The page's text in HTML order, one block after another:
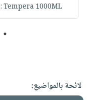
Tempera 1000ML : ت
1
لائحة بالمواضيع: